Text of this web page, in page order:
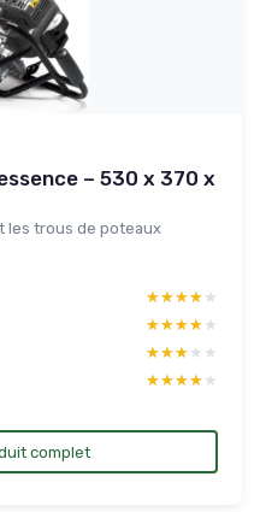
– 530 x 370 x
les trous de poteaux
★★★★★
★★★★★
★★★★★
★★★★★
★★★★★
★★★★★
★★★★★
★★★★★
complet